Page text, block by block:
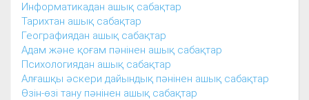
Информатикадан ашық сабақтар
Тарихтан ашық сабақтар
Географиядан ашық сабақтар
Адам және қоғам пәнінен ашық сабақтар
Психологиядан ашық сабақтар
Алғашқы әскери дайындық пәнінен ашық сабақтар
Өзін-өзі тану пәнінен ашық сабақтар